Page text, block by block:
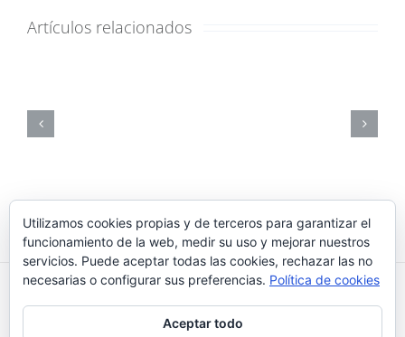
Artículos relacionados
Reikiaiumi 2018 © |¿Qué son las cookies?|Política de
cookies|Aviso Legal
Utilizamos cookies propias y de terceros para garantizar el
funcionamiento de la web, medir su uso y mejorar nuestros
servicios. Puede aceptar todas las cookies, rechazar las no
necesarias o configurar sus preferencias. Política de cookies
Aceptar todo